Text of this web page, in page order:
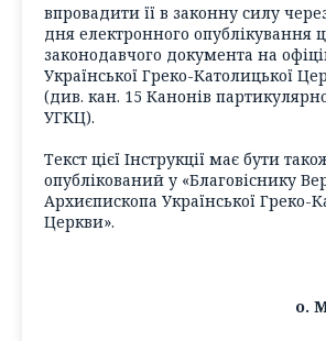
впровадити її в законну силу
дня електронного опублікування
законодавчого документа на
Української Греко-Католицької
(див. кан. 15 Канонів
УГКЦ).
Текст цієї Інструкції має бути
опублікований у «Благовіснику
Архиєпископа Української Греко-
Церкви».
о.